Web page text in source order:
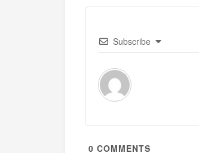
Subscribe
0 COMMENTS